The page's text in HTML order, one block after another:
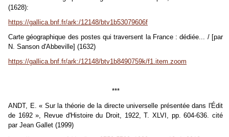
(1628):
https://gallica.bnf.fr/ark:/12148/btv1b53079606f
Carte géographique des postes qui traversent la France : dédiée... / [par
N. Sanson d'Abbeville] (1632)
https://gallica.bnf.fr/ark:/12148/btv1b8490759k/f1.item.zoom
***
ANDT, E. « Sur la théorie de la directe universelle présentée dans l'Édit
de 1692 », Revue d'Histoire du Droit, 1922, T. XLVI, pp. 604-636. cité
par Jean Gallet (1999)